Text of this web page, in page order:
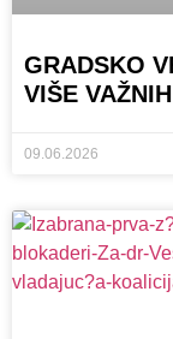
GRADSKO
VIŠE
09.06.2026